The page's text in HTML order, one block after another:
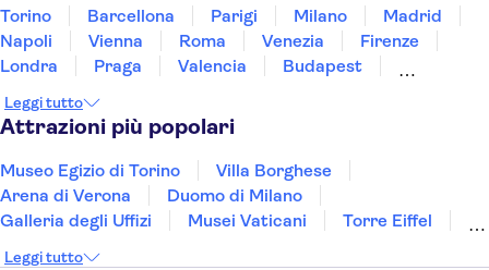
Torino Barcellona Parigi Milano
Madrid
Napoli
Vienna Roma Venezia
Firenze
Londra
Praga Valencia
Budapest
Palermo
Leggi tutto
Attrazioni più popolari
Museo Egizio di Torino
Villa Borghese
Arena di Verona
Duomo di Milano
Galleria degli Uffizi
Musei Vaticani
Torre Eiffel
Leggi tutto